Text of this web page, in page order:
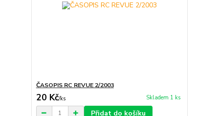
ČASOPIS RC REVUE 2/2003
20 Kč/ks Skladem 1 ks
Přidat do košíku